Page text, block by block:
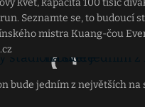
květ, kapacita 100 tisíc
Seznamte se, to budoucí
mistra Kuang-čou
bude jedním z největších na